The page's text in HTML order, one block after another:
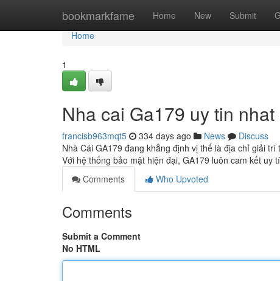
bookmarkfame Home New Submit
Home
Home
1
Nha cai Ga179 uy tin
francisb963mqt5 334 days ago News
Discuss
Nhà Cái GA179 đang khẳng định vị thế là địa chỉ giải
Với hệ thống bảo mật hiện đại, GA179 luôn cam kết uy
Comments
Who Upvoted
Comments
Submit a Comment
No HTML